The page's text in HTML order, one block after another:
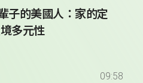
子的美國人：家的定
多元性
09:58